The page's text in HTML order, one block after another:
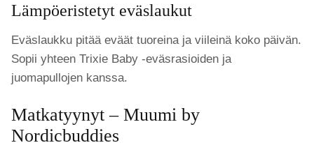
Lämpöeristetyt eväslaukut
Eväslaukku pitää eväät tuoreina ja viileinä koko päivän.
Sopii yhteen Trixie Baby -eväsrasioiden ja
juomapullojen kanssa.
Matkatyynyt – Muumi by
Nordicbuddies